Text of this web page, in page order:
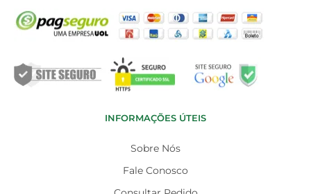
INFORMAÇÕES ÚTEIS
Sobre Nós
Fale Conosco